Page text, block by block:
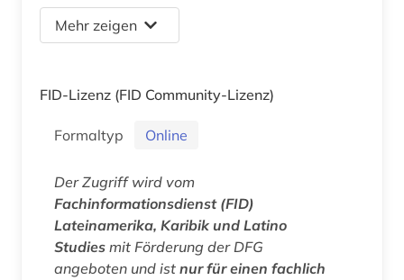
Mehr zeigen
FID-Lizenz (FID Community-Lizenz)
Formaltyp Online
Der Zugriff wird vom
Fachinformationsdienst (FID)
Lateinamerika, Karibik und Latino
Studies mit Förderung der DFG
angeboten und ist nur für einen fachlich